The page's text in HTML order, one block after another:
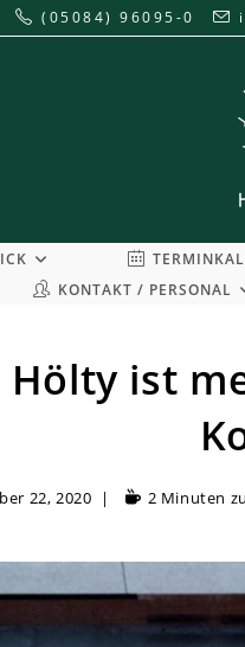
(05084) 96095-0
KONTAKT / PERSONAL
Hölty ist
22, 2020 2 Minuten